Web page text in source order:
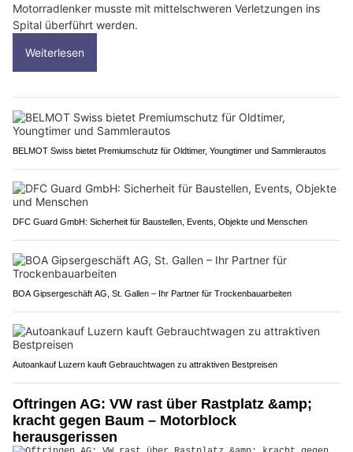
Motorradlenker musste mit mittelschweren Verletzungen ins
Spital überführt werden.
Weiterlesen
BELMOT Swiss bietet Premiumschutz für Oldtimer, Youngtimer und Sammlerautos
DFC Guard GmbH: Sicherheit für Baustellen, Events, Objekte und Menschen
BOA Gipsergeschäft AG, St. Gallen – Ihr Partner für Trockenbauarbeiten
Autoankauf Luzern kauft Gebrauchtwagen zu attraktiven Bestpreisen
Oftringen AG: VW rast über Rastplatz &amp;
kracht gegen Baum – Motorblock
herausgerissen